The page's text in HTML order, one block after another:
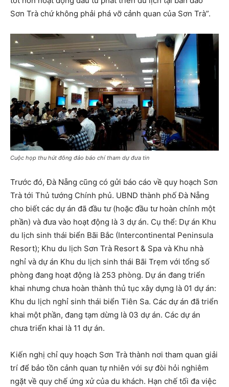
Sơn Trà chứ không phải phá vỡ cảnh quan của Sơn Trà”.
Cuộc họp thu hút đông đảo báo chí tham dự đưa tin
Trước đó, Đà Nẵng cũng có gửi báo cáo về quy hoạch Sơn
Trà tới Thủ tướng Chính phủ. UBND thành phố Đà Nẵng
cho biết các dự án đã đầu tư (hoặc đầu tư hoàn chỉnh một
phần) và đưa vào hoạt động là 3 dự án. Cụ thể: Dự án Khu
du lịch sinh thái biển Bãi Bắc (Intercontinental Peninsula
Resort); Khu du lịch Sơn Trà Resort & Spa và Khu nhà
nghỉ và dự án Khu du lịch sinh thái Bãi Trẹm với tổng số
phòng đang hoạt động là 253 phòng. Dự án đang triển
khai nhưng chưa hoàn thành thủ tục xây dựng là 01 dự án:
Khu du lịch nghỉ sinh thái biển Tiên Sa. Các dự án đã triển
khai một phần, đang tạm dừng là 03 dự án. Các dự án
chưa triển khai là 11 dự án.
Kiến nghị chỉ quy hoạch Sơn Trà thành nơi tham quan giải
trí để bảo tồn cảnh quan tự nhiên với sự đòi hỏi nghiêm
ngặt về quy chế ứng xử của du khách. Hạn chế tối đa việc